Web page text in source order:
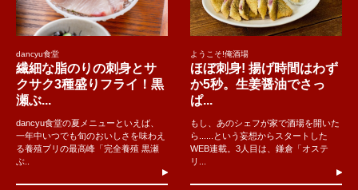
dancyu食堂
繊細な脂のりの刺身とサ
クサク3種盛りフライ！黒
瀬ぶ...
dancyu食堂の夏メニューといえば、
一年中いつでも旬のおいしさを味わえ
る養殖ブリの最高峰「完全養殖 黒瀬
ぶ..
ようこそ!俺酒場
ほぼ刺身! 揚げ時間はわず
か5秒。生姜醤油でさっ
ぱ...
もし、あのシェフが家で酒場を開いた
ら......という妄想からスタートした
WEB連載。3人目は、鎌倉「オステ
リ...